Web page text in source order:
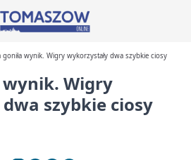
goniła wynik. Wigry wykorzystały dwa szybkie ciosy
wynik. Wigry
szybkie ciosy